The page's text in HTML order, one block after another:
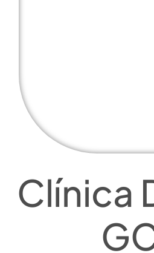
Clínica